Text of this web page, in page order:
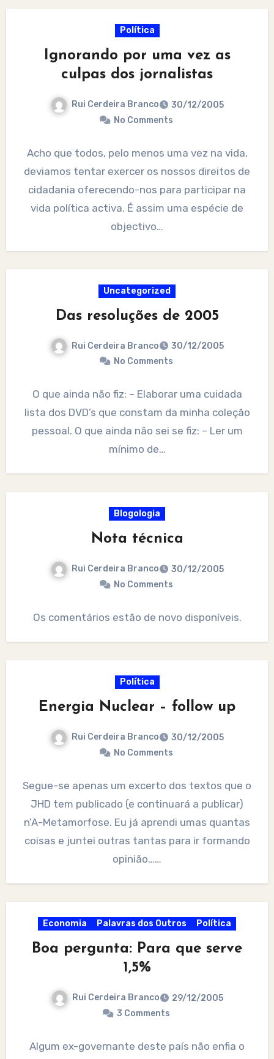
Política
Ignorando por uma vez as
culpas dos jornalistas
Rui Cerdeira Branco
30/12/2005
No Comments
Acho que todos, pelo menos uma vez na vida,
deviamos tentar exercer os nossos direitos de
cidadania oferecendo-nos para participar na
vida política activa. É assim uma espécie de
objectivo…
Uncategorized
Das resoluções de 2005
Rui Cerdeira Branco
30/12/2005
No Comments
O que ainda não fiz: – Elaborar uma cuidada
lista dos DVD’s que constam da minha coleção
pessoal. O que ainda não sei se fiz: – Ler um
mínimo de…
Blogologia
Nota técnica
Rui Cerdeira Branco
30/12/2005
No Comments
Os comentários estão de novo disponíveis.
Política
Energia Nuclear – follow up
Rui Cerdeira Branco
30/12/2005
No Comments
Segue-se apenas um excerto dos textos que o
JHD tem publicado (e continuará a publicar)
n’A-Metamorfose. Eu já aprendi umas quantas
coisas e juntei outras tantas para ir formando
opinião……
Economia Palavras dos Outros Política
Boa pergunta: Para que serve
1,5%
Rui Cerdeira Branco
29/12/2005
3 Comments
Algum ex-governante deste país não enfia o